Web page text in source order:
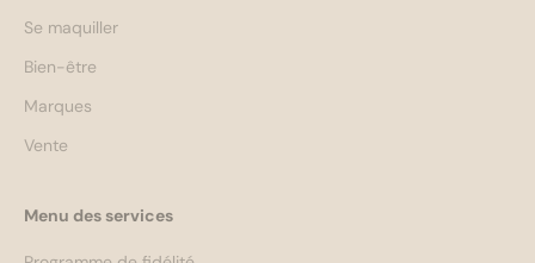
Se maquiller
Bien-être
Marques
Vente
Menu des services